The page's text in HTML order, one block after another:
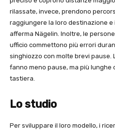
rilassate, invece, prendono
raggiungere la loro destinazione e
afferma Nägelin. Inoltre, le
ufficio commettono più errori
singhiozzo con molte brevi pause.
fanno meno pause, ma più lunghe
tastiera.
Lo studio
Per sviluppare il loro modello, i